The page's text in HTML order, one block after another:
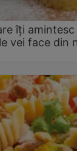
îți
vei face din